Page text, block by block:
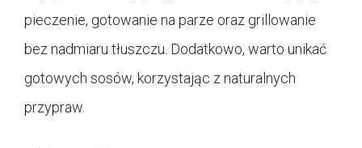
pieczenie, gotowanie na parze oraz grillowanie
bez nadmiaru tłuszczu. Dodatkowo, warto unikać
gotowych sosów, korzystając z naturalnych
przypraw.